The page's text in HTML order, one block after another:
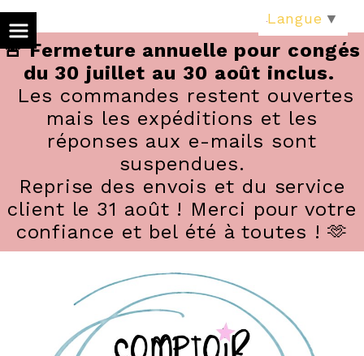
🚨 Fermeture annuelle pour congés
du 30 juillet au 30 août inclus.
Les commandes restent ouvertes
mais les expéditions et les
réponses aux e-mails sont
suspendues.
Reprise des envois et du service
client le 31 août ! Merci pour votre
confiance et bel été à toutes ! 🫶
Langue ▼